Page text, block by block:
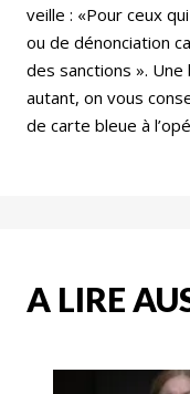
veille : «Pour ceux
ou de dénonciation
des sanctions ».
autant, on vous
de carte bleue à
A LIRE